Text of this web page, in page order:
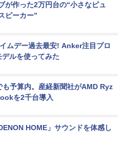
が作った2万円台の“小さなピュ
ピーカー”
ムデー過去最安! Anker注目プロ
ルを使ってみた
も予算内。産経新聞社がAMD Ryz
を2千台導入
HOME」サウンドを体感し